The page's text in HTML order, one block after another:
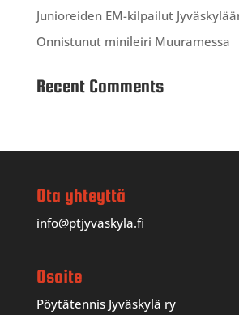
Junioreiden EM-kilpailut
Onnistunut minileiri Muuramessa
Recent Comments
Ota yhteyttä
info@ptjyvaskyla.fi
Osoite
Pöytätennis Jyväskylä ry